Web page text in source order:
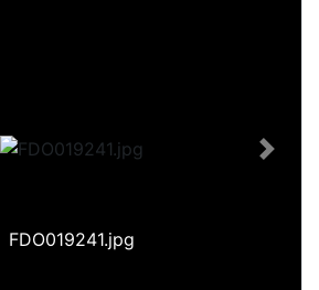
FDO019241.jpg
Next